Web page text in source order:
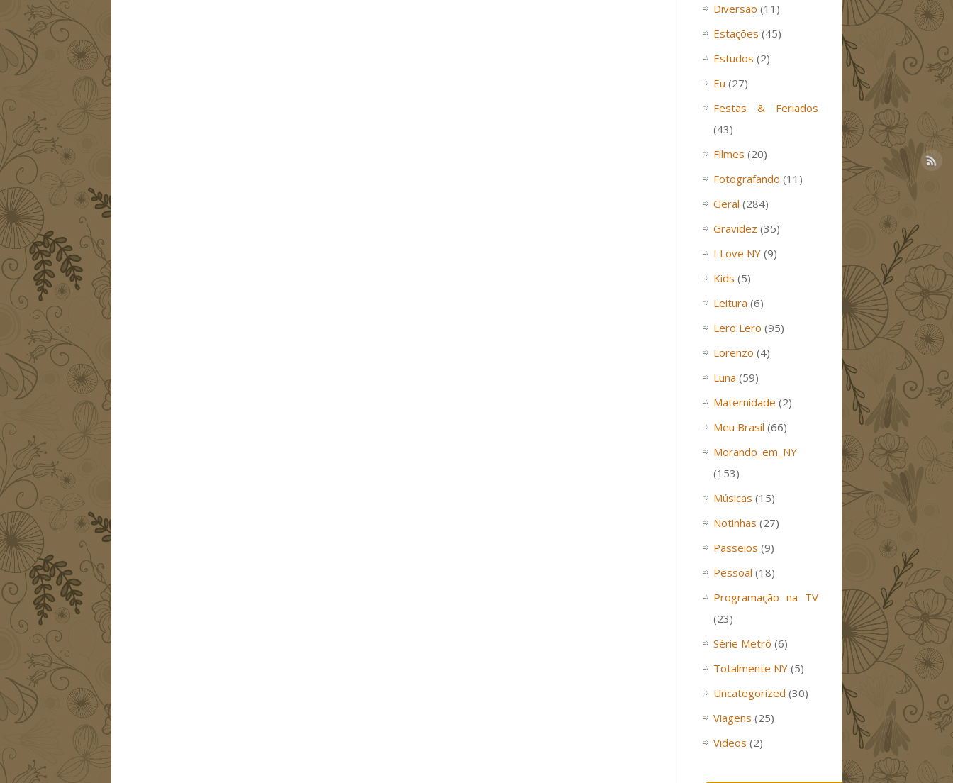
Diversão (11)
Estações (45)
Estudos (2)
Eu (27)
Festas & Feriados
(43)
Filmes (20)
Fotografando (11)
Geral (284)
Gravidez (35)
I Love NY (9)
Kids (5)
Leitura (6)
Lero Lero (95)
Lorenzo (4)
Luna (59)
Maternidade (2)
Meu Brasil (66)
Morando_em_NY
(153)
Músicas (15)
Notinhas (27)
Passeios (9)
Pessoal (18)
Programação na TV
(23)
Série Metrô (6)
Totalmente NY (5)
Uncategorized (30)
Viagens (25)
Videos (2)